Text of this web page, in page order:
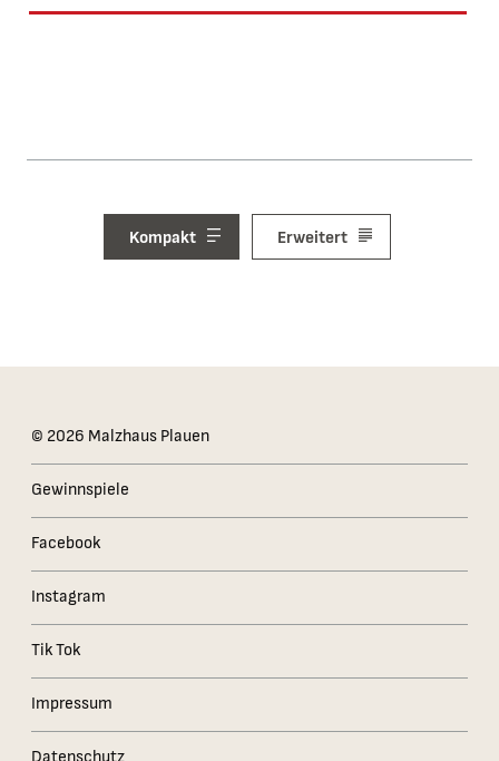
Kompakt Erweitert
Das Kleingedruckte
© 2026 Malzhaus Plauen
Gewinnspiele
Facebook
Instagram
Tik Tok
Impressum